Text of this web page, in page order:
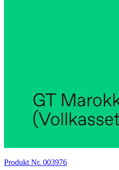
Produkt Nr. 003976